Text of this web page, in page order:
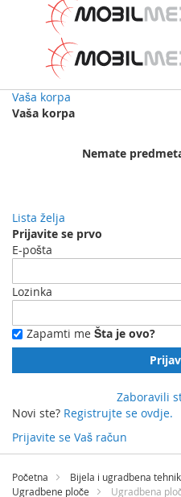
Vaša korpa
Vaša korpa
Nemate
Lista želja
Prijavite se prvo
E-pošta
Lozinka
Zapamti me Šta je ovo?
Zaboravili
Novi ste? Registrujte se ovdje.
Prijavite se Vaš račun
Preskočite
sadržaj
Početna Bijela i ugradbena
Ugradbene ploče
Ugradbena